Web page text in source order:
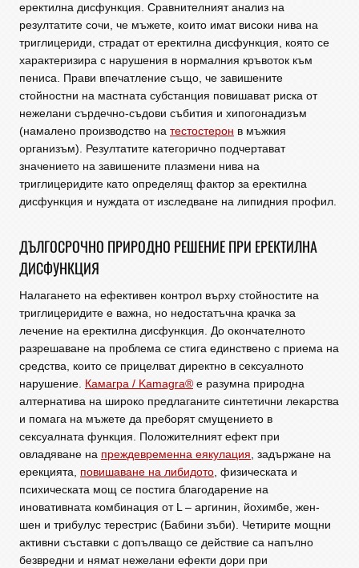
еректилна дисфункция. Сравнителният анализ на
резултатите сочи, че мъжете, които имат високи нива на
триглицериди, страдат от еректилна дисфункция, която се
характеризира с нарушения в нормалния кръвоток към
пениса. Прави впечатление също, че завишените
стойностни на мастната субстанция повишават риска от
нежелани сърдечно-съдови събития и хипогонадизъм
(намалено производство на тестостерон в мъжкия
организъм). Резултатите категорично подчертават
значението на завишените плазмени нива на
триглицеридите като определящ фактор за еректилна
дисфункция и нуждата от изследване на липидния профил.
ДЪЛГОСРОЧНО ПРИРОДНО РЕШЕНИЕ ПРИ ЕРЕКТИЛНА
ДИСФУНКЦИЯ
Налагането на ефективен контрол върху стойностите на
триглицеридите е важна, но недостатъчна крачка за
лечение на еректилна дисфункция. До окончателното
разрешаване на проблема се стига единствено с приема на
средства, които се прицелват директно в сексуалното
нарушение. Камагра / Kamagra® е разумна природна
алтернатива на широко предлаганите синтетични лекарства
и помага на мъжете да преборят смущението в
сексуалната функция. Положителният ефект при
овладяване на преждевременна еякулация, задържане на
ерекцията, повишаване на либидото, физическата и
психическата мощ се постига благодарение на
иновативната комбинация от L – аргинин, йохимбе, жен-
шен и трибулус терестрис (Бабини зъби). Четирите мощни
активни съставки с допълващо се действие са напълно
безвредни и нямат нежелани ефекти дори при